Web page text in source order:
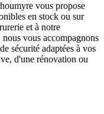
vous propose
en stock ou sur
et à notre
vous accompagnons
sécurité adaptées à vos
d'une rénovation ou